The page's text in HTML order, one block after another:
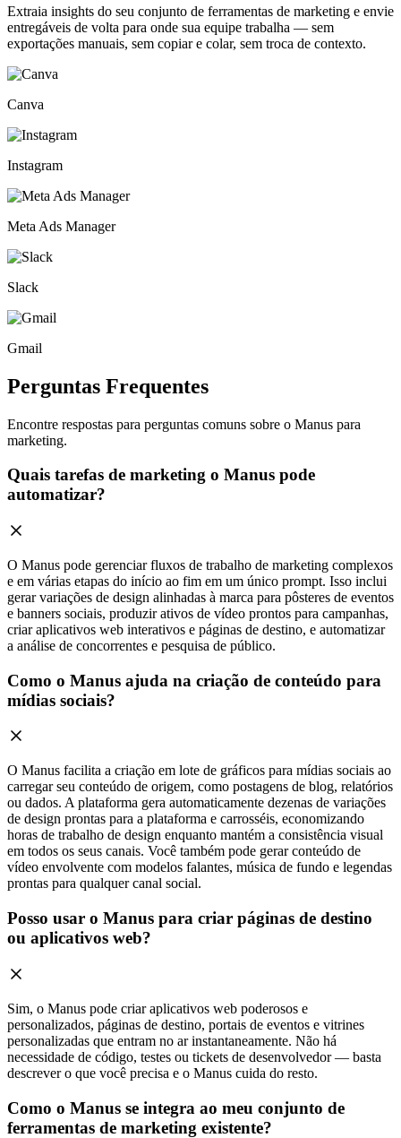
Extraia insights do seu conjunto de ferramentas de marketing e envie
entregáveis de volta para onde sua equipe trabalha — sem
exportações manuais, sem copiar e colar, sem troca de contexto.
Canva
Instagram
Meta Ads Manager
Slack
Gmail
Perguntas Frequentes
Encontre respostas para perguntas comuns sobre o Manus para
marketing.
Quais tarefas de marketing o Manus pode
automatizar?
O Manus pode gerenciar fluxos de trabalho de marketing complexos
e em várias etapas do início ao fim em um único prompt. Isso inclui
gerar variações de design alinhadas à marca para pôsteres de eventos
e banners sociais, produzir ativos de vídeo prontos para campanhas,
criar aplicativos web interativos e páginas de destino, e automatizar
a análise de concorrentes e pesquisa de público.
Como o Manus ajuda na criação de conteúdo para
mídias sociais?
O Manus facilita a criação em lote de gráficos para mídias sociais ao
carregar seu conteúdo de origem, como postagens de blog, relatórios
ou dados. A plataforma gera automaticamente dezenas de variações
de design prontas para a plataforma e carrosséis, economizando
horas de trabalho de design enquanto mantém a consistência visual
em todos os seus canais. Você também pode gerar conteúdo de
vídeo envolvente com modelos falantes, música de fundo e legendas
prontas para qualquer canal social.
Posso usar o Manus para criar páginas de destino
ou aplicativos web?
Sim, o Manus pode criar aplicativos web poderosos e
personalizados, páginas de destino, portais de eventos e vitrines
personalizadas que entram no ar instantaneamente. Não há
necessidade de código, testes ou tickets de desenvolvedor — basta
descrever o que você precisa e o Manus cuida do resto.
Como o Manus se integra ao meu conjunto de
ferramentas de marketing existente?